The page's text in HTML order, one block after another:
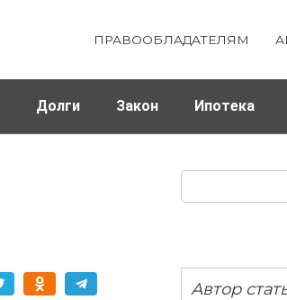
ПРАВООБЛАДАТЕЛЯМ
Долги Закон Ипотека
Автор